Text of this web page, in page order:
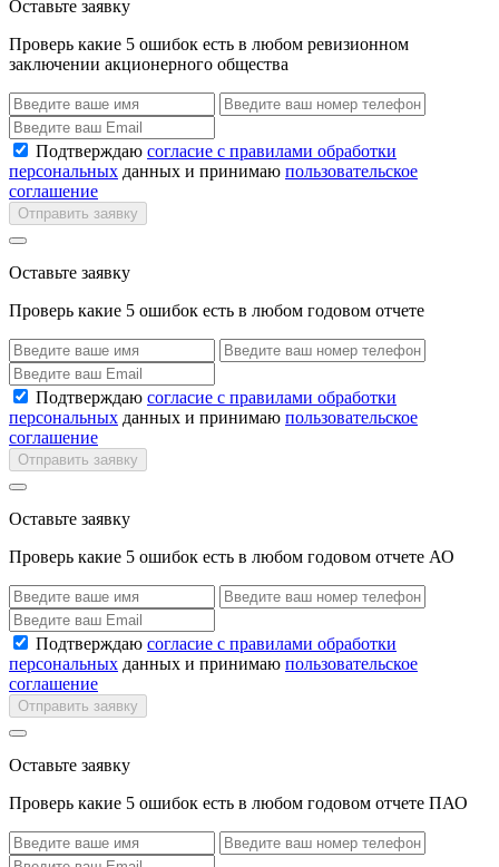
Оставьте заявку
Проверь какие 5 ошибок есть в любом ревизионном
заключении акционерного общества
Подтверждаю согласие с правилами обработки
персональных данных и принимаю пользовательское
соглашение
Отправить заявку
Оставьте заявку
Проверь какие 5 ошибок есть в любом годовом отчете
Подтверждаю согласие с правилами обработки
персональных данных и принимаю пользовательское
соглашение
Отправить заявку
Оставьте заявку
Проверь какие 5 ошибок есть в любом годовом отчете АО
Подтверждаю согласие с правилами обработки
персональных данных и принимаю пользовательское
соглашение
Отправить заявку
Оставьте заявку
Проверь какие 5 ошибок есть в любом годовом отчете ПАО